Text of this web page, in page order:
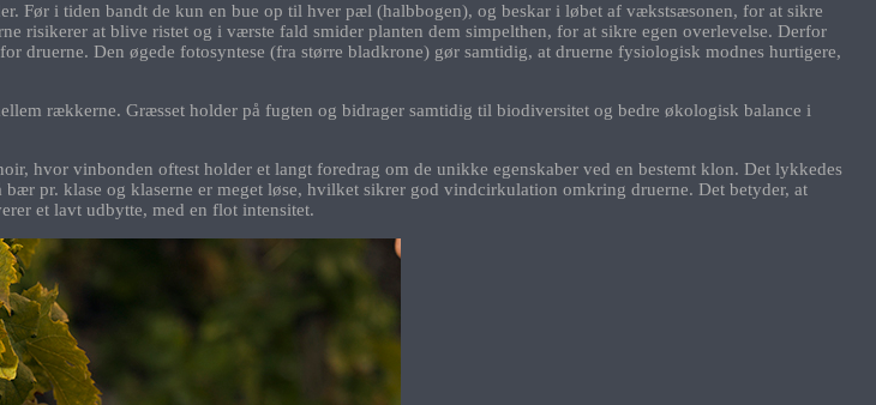
Før i tiden bandt de kun en bue op til hver pæl (halbbogen), og beskar i løbet af vækstsæsonen, for at sikre
risikerer at blive ristet og i værste fald smider planten dem simpelthen, for at sikre egen overlevelse. Derfor
druerne. Den øgede fotosyntese (fra større bladkrone) gør samtidig, at druerne fysiologisk modnes hurtigere,
rækkerne. Græsset holder på fugten og bidrager samtidig til biodiversitet og bedre økologisk balance i
hvor vinbonden oftest holder et langt foredrag om de unikke egenskaber ved en bestemt klon. Det lykkedes
pr. klase og klaserne er meget løse, hvilket sikrer god vindcirkulation omkring druerne. Det betyder, at
et lavt udbytte, med en flot intensitet.